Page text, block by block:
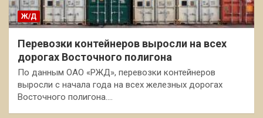
Ж/Д
Перевозки контейнеров выросли на всех
дорогах Восточного полигона
По данным ОАО «РЖД», перевозки контейнеров
выросли с начала года на всех железных дорогах
Восточного полигона.…